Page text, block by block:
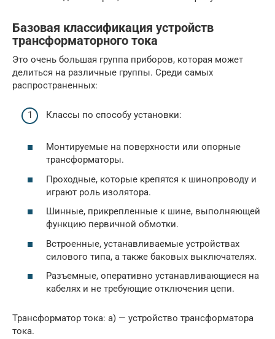
Базовая классификация устройств
трансформаторного тока
Это очень большая группа приборов, которая может
делиться на различные группы. Среди самых
распространенных:
Классы по способу установки:
Монтируемые на поверхности или опорные
трансформаторы.
Проходные, которые крепятся к шинопроводу и
играют роль изолятора.
Шинные, прикрепленные к шине, выполняющей
функцию первичной обмотки.
Встроенные, устанавливаемые устройствах
силового типа, а также баковых выключателях.
Разъемные, оперативно устанавливающиеся на
кабелях и не требующие отключения цепи.
Трансформатор тока: а) — устройство трансформатора
тока.